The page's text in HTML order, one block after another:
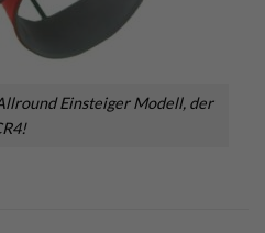
Einsteiger Modell, der